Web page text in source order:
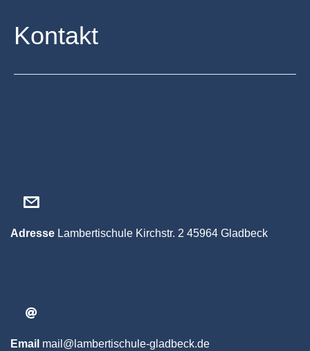
Kontakt
Adresse Lambertischule Kirchstr. 2 45964 Gladbeck
Email mail@lambertischule-gladbeck.de